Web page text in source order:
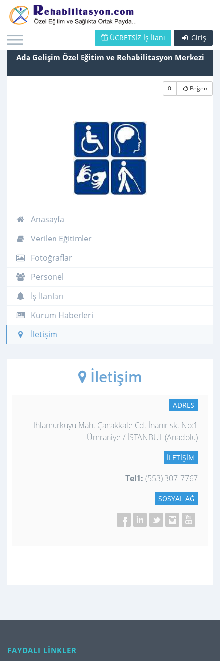
Giriş
ÜCRETSİZ İş İlanı
Ada Gelişim Özel Eğitim ve Rehabilitasyon Merkezi
0 Beğen
Anasayfa
Verilen Eğitimler
Fotoğraflar
Personel
İş İlanları
Kurum Haberleri
İletişim
İletişim
ADRES
Ihlamurkuyu Mah. Çanakkale Cd. İnanır sk. No:1
Ümraniye / İSTANBUL (Anadolu)
İLETIŞIM
Tel1: (553) 307-7767
SOSYAL AĞ
FAYDALI LİNKLER